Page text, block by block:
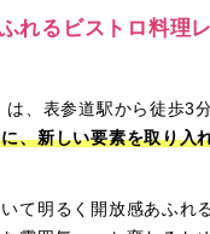
れるビストロ料理
は、表参道駅から徒歩3
、新しい要素を取り入
て明るく開放感あふれ